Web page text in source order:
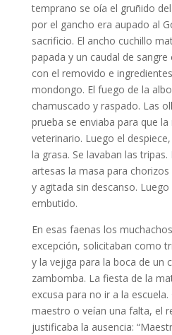
temprano se oía el gruñido
por el gancho era aupado al
sacrificio. El ancho cuchillo
papada y un caudal de
con el removido e
mondongo. El fuego de la
chamuscado y raspado. Las
prueba se enviaba para que
veterinario. Luego el
la grasa. Se lavaban las
artesas la masa para
y agitada sin descanso.
embutido.
En esas faenas los
excepción, solicitaban como
y la vejiga para la boca de un
zambomba. La fiesta de la
excusa para no ir a la
maestro o veían una falta, el
justificaba la ausencia: